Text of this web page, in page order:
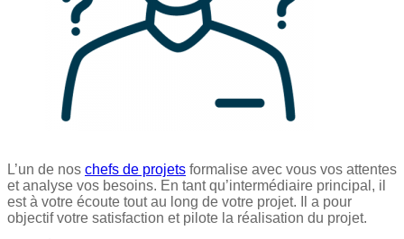
L’un de nos chefs de projets formalise avec vous vos attentes
et analyse vos besoins. En tant qu’intermédiaire principal, il
est à votre écoute tout au long de votre projet. Il a pour
objectif votre satisfaction et pilote la réalisation du projet.